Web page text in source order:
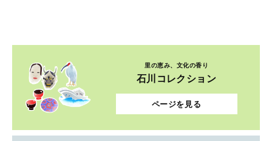
里の恵み、文化の香り
石川コレクション
ページを見る